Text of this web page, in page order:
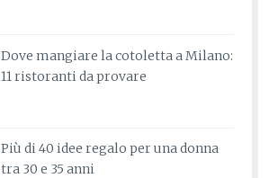
Dove mangiare la cotoletta a Milano:
11 ristoranti da provare
Più di 40 idee regalo per una donna
tra 30 e 35 anni